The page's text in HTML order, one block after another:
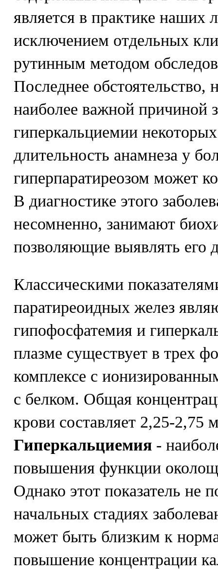
является в практике наших
исключением отдельных
рутинным методом
Последнее обстоятельство,
наиболее важной причиной
гиперкальциемии
длительность анамнеза у
гиперпаратиреозом может
В диагностике этого
несомненно, занимают
позволяющие выявлять его
Классическими
паратиреоидных желез
гипофосфатемия и
плазме существует в трех
комплексе с
с белком. Общая
крови составляет 2,25-2,75
Гиперкальциемия -
повышения функции
Однако этот показатель не
начальных стадиях
может быть близким к
повышение концентрации